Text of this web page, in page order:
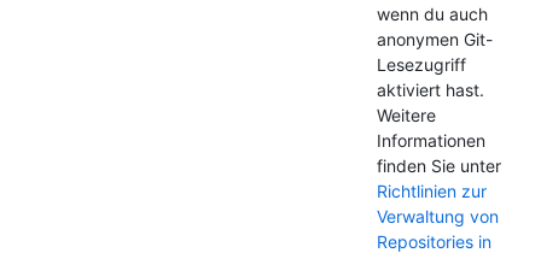
wenn du auch
anonymen Git-
Lesezugriff
aktiviert hast.
Weitere
Informationen
finden Sie unter
Richtlinien zur
Verwaltung von
Repositories in